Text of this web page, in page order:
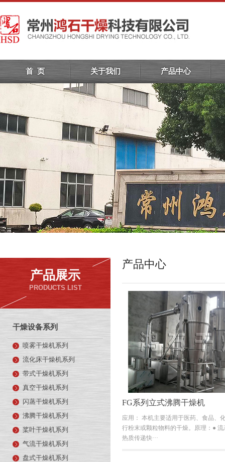
首 页 关于我们 产品中心
产品展示
PRODUCTS LIST
干燥设备系列
喷雾干燥机系列
流化床干燥机系列
带式干燥机系列
真空干燥机系列
闪蒸干燥机系列
沸腾干燥机系列
桨叶干燥机系列
气流干燥机系列
盘式干燥机系列
产品中心
FG系列立式沸腾干燥机
应用： 本机主要适用于医药、食品、
行粉末或颗粒物料的干燥。原理：●
热质传递快···